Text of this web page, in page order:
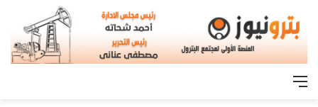
القائمة